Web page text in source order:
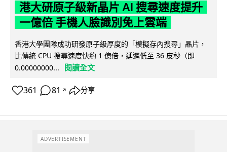
港大研原子級新晶片 AI 搜尋速度提升
一億倍 手機人臉識別免上雲端
香港大學團隊成功研發原子級厚度的「模擬存內搜尋」晶片，
比傳統 CPU 搜尋速度快約 1 億倍，延遲低至 36 皮秒（即
0.00000000...
閱讀全文
361 81 ↗ 分享
ADVERTISEMENT